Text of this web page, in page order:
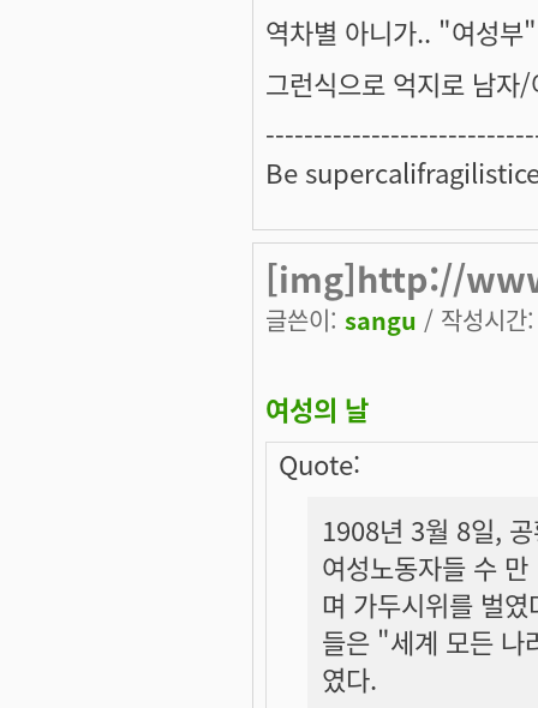
역차별 아니가.. "여성부
그런식으로 억지로 남자
Be
[img]http://
글쓴이: sangu / 작성시
여성의 날
Quote:
1908년 3월 8일,
여성노동자들 수
며 가두시위를 벌
들은 "세계 모든 나
였다.